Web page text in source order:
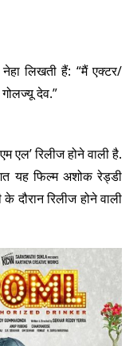
लिखती हैं: “मैं एक्टर/
देव.”
एल’ रिलीज होने वाली है.
यह फिल्म अशोक रेड्डी
के दौरान रिलीज होने वाली